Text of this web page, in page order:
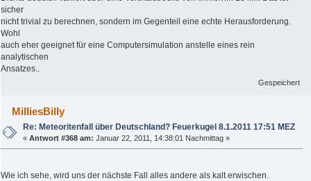
sicher
nicht trivial zu berechnen, sondern im Gegenteil eine echte Herausforderung.
Wohl
auch eher geeignet für eine Computersimulation anstelle eines rein
analytischen
Ansatzes..
Gespeichert
MilliesBilly
Re: Meteoritenfall über Deutschland? Feuerkugel 8.1.2011 17:51 MEZ
«Antwort #368 am: Januar 22, 2011, 14:38:01 Nachmittag »
Wie ich sehe, wird uns der nächste Fall alles andere als kalt erwischen.